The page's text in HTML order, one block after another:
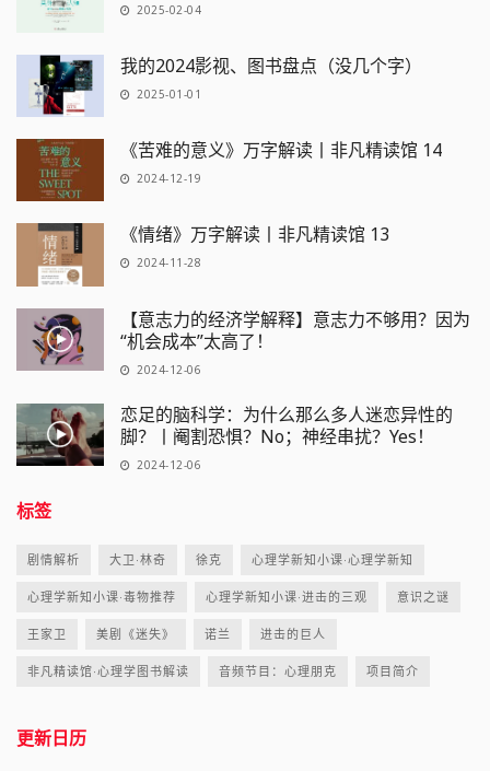
2025-02-04
我的2024影视、图书盘点（没几个字）
2025-01-01
《苦难的意义》万字解读丨非凡精读馆 14
2024-12-19
《情绪》万字解读丨非凡精读馆 13
2024-11-28
【意志力的经济学解释】意志力不够用？因为
“机会成本”太高了！
2024-12-06
恋足的脑科学：为什么那么多人迷恋异性的
脚？丨阉割恐惧？No；神经串扰？Yes！
2024-12-06
标签
剧情解析 大卫·林奇 徐克 心理学新知小课·心理学新知
心理学新知小课·毒物推荐 心理学新知小课·进击的三观 意识之谜
王家卫 美剧《迷失》 诺兰 进击的巨人
非凡精读馆·心理学图书解读 音频节目：心理朋克 项目简介
更新日历